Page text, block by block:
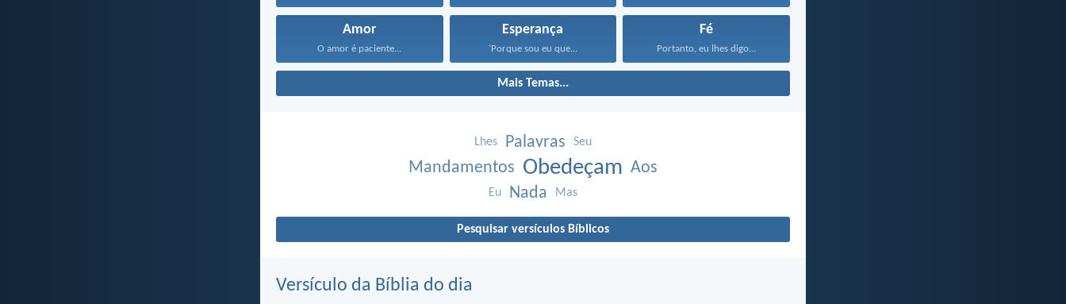
Amor
O amor é paciente...
Esperança
‘Porque sou eu que...
Fé
Portanto, eu lhes digo...
Mais Temas...
Lhes Palavras Seu
Mandamentos Obedeçam Aos
Eu Nada Mas
Pesquisar versículos Bíblicos
Versículo da Bíblia do dia